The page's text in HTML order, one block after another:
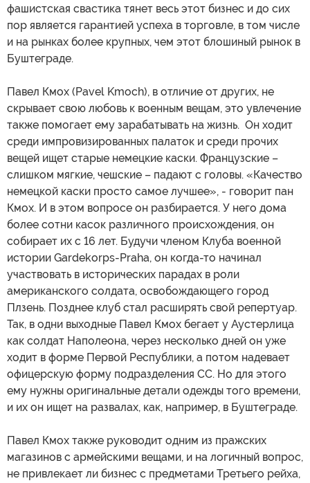
фашистская свастика тянет весь этот бизнес и до сих
пор является гарантией успеха в торговле, в том числе
и на рынках более крупных, чем этот блошиный рынок в
Буштеграде.
Павел Кмох (Pavel Kmoch), в отличие от других, не
скрывает свою любовь к военным вещам, это увлечение
также помогает ему зарабатывать на жизнь. Он ходит
среди импровизированных палаток и среди прочих
вещей ищет старые немецкие каски. Французские –
слишком мягкие, чешские – падают с головы. «Качество
немецкой каски просто самое лучшее», - говорит пан
Кмох. И в этом вопросе он разбирается. У него дома
более сотни касок различного происхождения, он
собирает их с 16 лет. Будучи членом Клуба военной
истории Gardekorps-Praha, он когда-то начинал
участвовать в исторических парадах в роли
американского солдата, освобождающего город
Плзень. Позднее клуб стал расширять свой репертуар.
Так, в одни выходные Павел Кмох бегает у Аустерлица
как солдат Наполеона, через несколько дней он уже
ходит в форме Первой Республики, а потом надевает
офицерскую форму подразделения СС. Но для этого
ему нужны оригинальные детали одежды того времени,
и их он ищет на развалах, как, например, в Буштеграде.
Павел Кмох также руководит одним из пражских
магазинов с армейскими вещами, и на логичный вопрос,
не привлекает ли бизнес с предметами Третьего рейха,